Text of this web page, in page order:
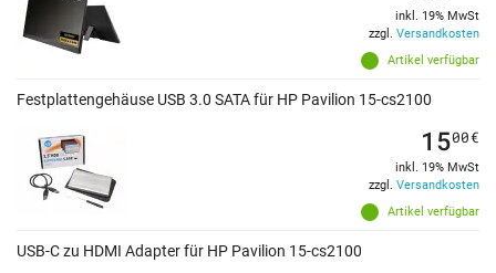
Artikel verfügbar
inkl. 19% MwSt
zzgl. Versandkosten
Festplattengehäuse USB 3.0 SATA für HP Pavilion 15-cs2100
Artikel verfügbar
1500€
inkl. 19% MwSt
zzgl. Versandkosten
USB-C zu HDMI Adapter für HP Pavilion 15-cs2100